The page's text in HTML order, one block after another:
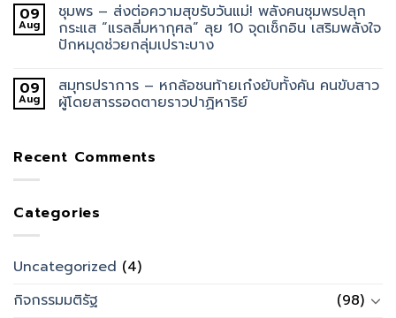
09
Aug
ชุมพร – ส่งต่อความสุขรับวันแม่! พลังคนชุมพรปลุก
กระแส “แรลลี่มหากุศล” ลุย 10 จุดเช็กอิน เสริมพลังใจ
ปักหมุดช่วยกลุ่มเปราะบาง
09
Aug
สมุทรปราการ – หกล้อชนท้ายเก๋งยับทั้งคัน คนขับสาว
ผู้โดยสารรอดตายราวปาฏิหาริย์
Recent Comments
Categories
Uncategorized (4)
กิจกรรมมติรัฐ
(98)